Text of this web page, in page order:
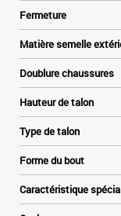
Fermeture
Matière semelle
Doublure chaussures
Hauteur de talon
Type de talon
Forme du bout
Caractéristique